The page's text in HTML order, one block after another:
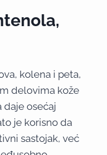
kolena i peta,
delovima kože
daje osećaj
je korisno da
sastojak, već